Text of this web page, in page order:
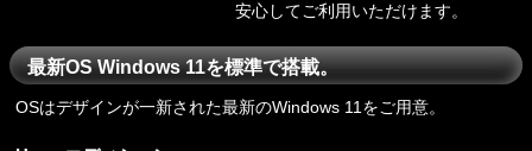
安心してご利用いただけます。
最新OS Windows 11を標準で搭載。
OSはデザインが一新された最新のWindows 11をご用意。